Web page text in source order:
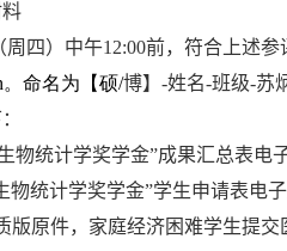
料
周四）中午12:00前，符合上述参
。命名为【硕/博】 -姓名-班级-苏
物统计学奖学金”成果汇总表电
物统计学奖学金”学生申请表电
版原件，家庭经济困难学生提